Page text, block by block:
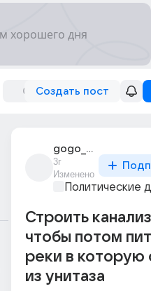
Создать пост
gogo_tytyev
3г
Изменено
Политические
Строить
чтобы потом
реки в которую
из унитаза